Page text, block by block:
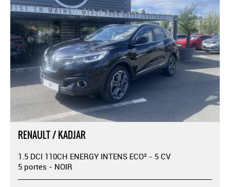
RENAULT / KADJAR
1.5 DCI 110CH ENERGY INTENS ECO² - 5 CV
5 portes - NOIR